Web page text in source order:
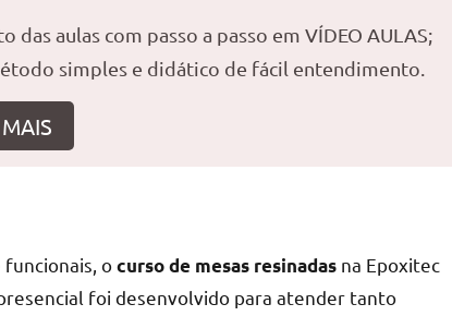
aulas com passo a passo em VÍDEO AULAS;
simples e didático de fácil entendimento.
funcionais, ocurso de mesas resinadas na Epoxitec
foi desenvolvido para atender tanto